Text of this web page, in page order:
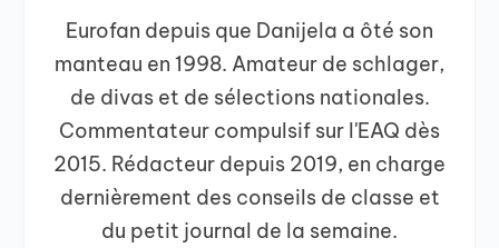
Eurofan depuis que Danijela a ôté son
manteau en 1998. Amateur de schlager,
de divas et de sélections nationales.
Commentateur compulsif sur l'EAQ dès
2015. Rédacteur depuis 2019, en charge
dernièrement des conseils de classe et
du petit journal de la semaine.